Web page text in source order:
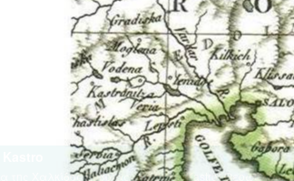
της Χαλκίδος Ευβοίας , Κάστρο (Kastro)